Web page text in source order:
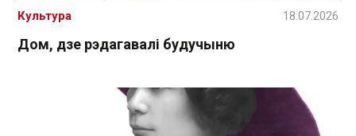
Дом, дзе рэдагавалі будучыню
Культура 18.07.2026